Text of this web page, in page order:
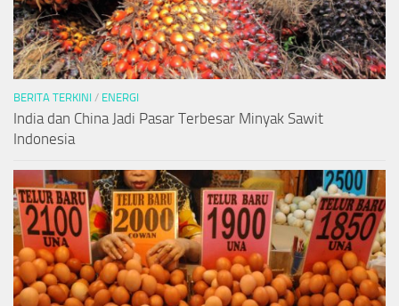
BERITA TERKINI / ENERGI
India dan China Jadi Pasar Terbesar Minyak Sawit
Indonesia